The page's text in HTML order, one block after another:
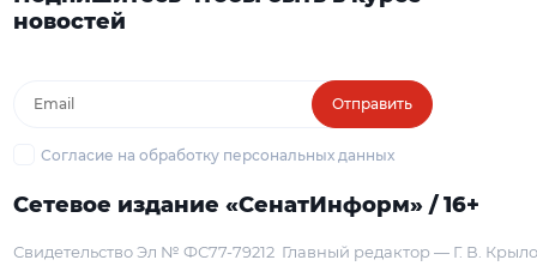
новостей
Отправить
Согласие на обработку персональных данных
Сетевое издание «СенатИнформ» / 16+
Свидетельство Эл № ФС77-79212 Главный редактор — Г. В.